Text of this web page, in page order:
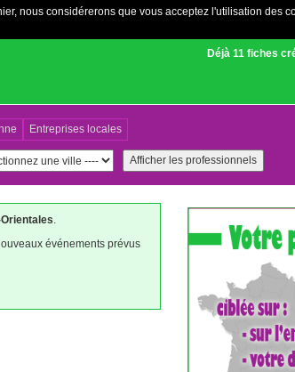
nous considérerons que vous acceptez l'utilisation des
Déjà 11 fiches
Entreprises locales
.
événements prévus